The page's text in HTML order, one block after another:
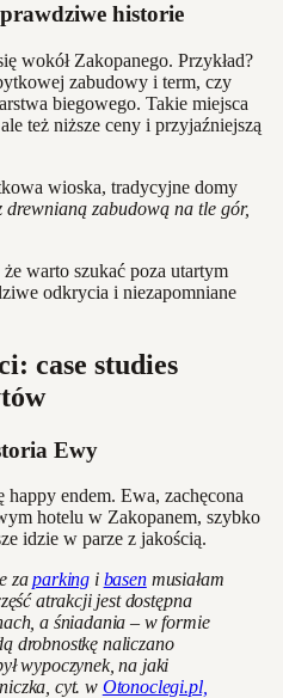
historie
wokół Zakopanego. Przykład?
zabudowy i term, czy
biegowego. Takie miejsca
też niższe ceny i przyjaźniejszą
zabudową na tle gór,
warto szukać poza utartym
odkrycia i niezapomniane
case studies
Ewy
endem. Ewa, zachęcona
hotelu w Zakopanem, szybko
idzie w parze z jakością.
zaparking i basenmusiałam
atrakcji jest dostępna
a śniadania – w formie
drobnostkę naliczano
wypoczynek, na jaki
cyt. w Otonoclegi.pl,